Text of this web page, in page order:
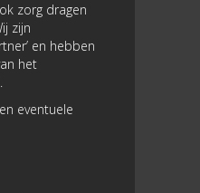
zorg dragen
zijn
en hebben
het
eventuele